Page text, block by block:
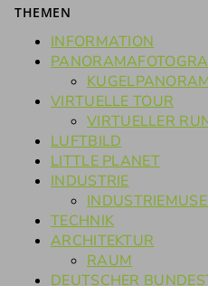
THEMEN
INFORMATION
VIRTUELLE TOUR
VIRTUELLER
LUFTBILD
LITTLE PLANET
INDUSTRIE
TECHNIK
ARCHITEKTUR
RAUM
DEUTSCHER